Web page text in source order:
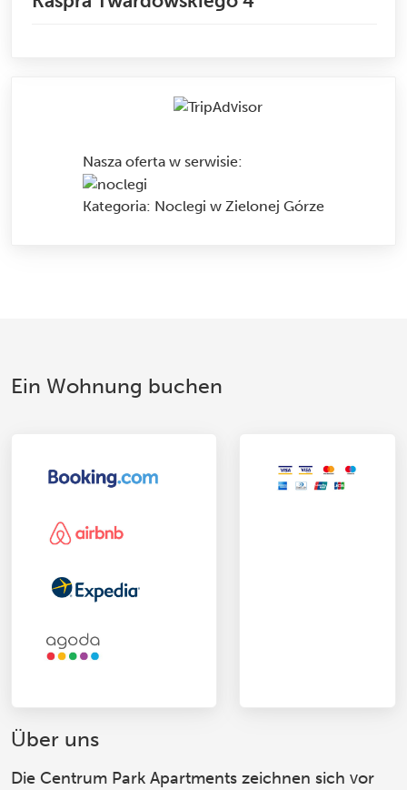
Nasza oferta w serwisie:
Kategoria: Noclegi w Zielonej Górze
Ein Wohnung buchen
Über uns
Die Centrum Park Apartments zeichnen sich vor